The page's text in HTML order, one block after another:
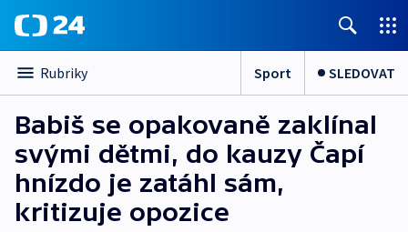
Rubriky Sport SLEDOVAT
Babiš se opakovaně zaklínal
svými dětmi, do kauzy Čapí
hnízdo je zatáhl sám,
kritizuje opozice